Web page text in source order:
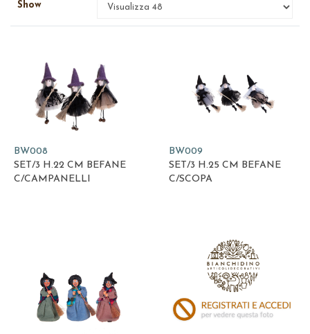
Show
BW008
SET/3 H.22 CM BEFANE
C/CAMPANELLI
BW009
SET/3 H.25 CM BEFANE
C/SCOPA